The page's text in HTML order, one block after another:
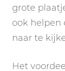
grote
ook helpen
naar te
Het